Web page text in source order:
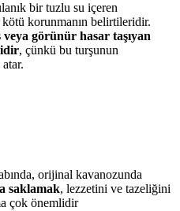
bir tuzlu su içeren
korunmanın belirtileridir.
görünür hasar taşıyan
, çünkü bu turşunun
orijinal kavanozunda
saklamak, lezzetini ve tazeliğini
çok önemlidir